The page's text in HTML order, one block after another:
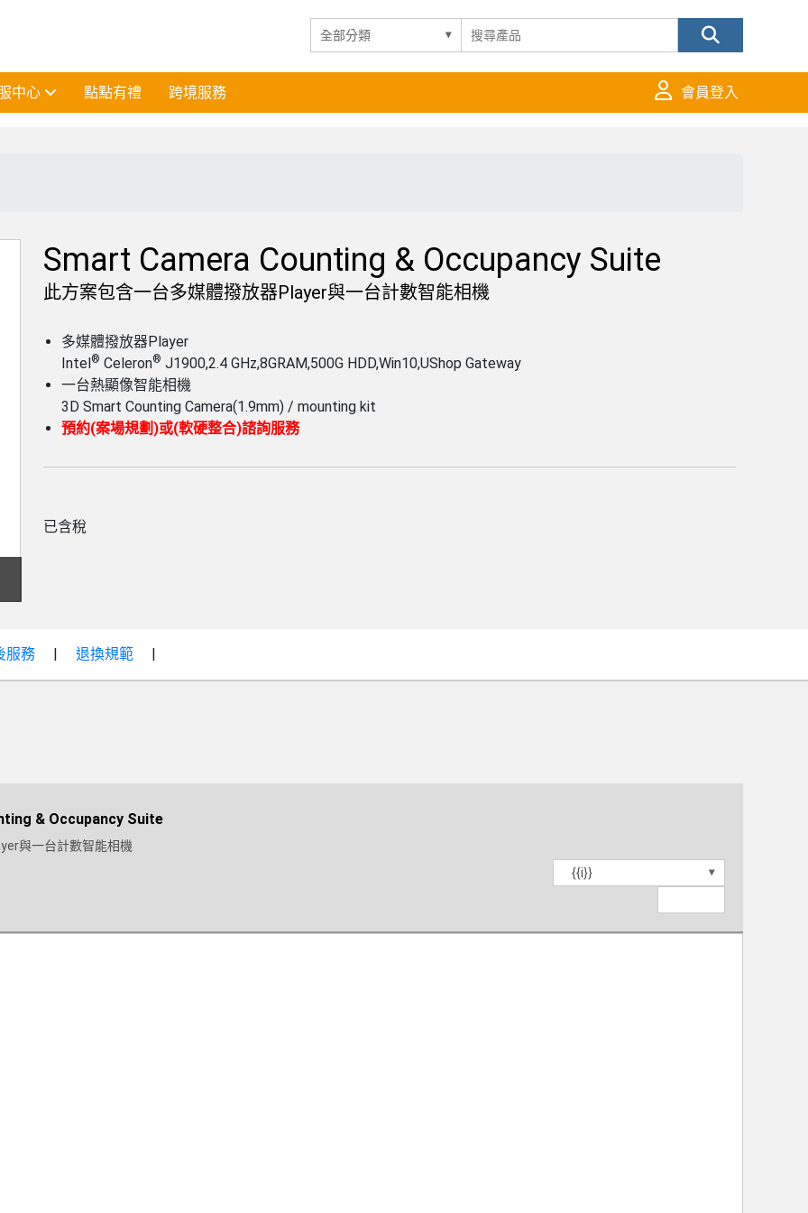
中心 點點有禮 跨境服務 會員登入
Smart Camera Counting & Occupancy Suite
此方案包含一台多媒體撥放器Player與一台計數智能相機
多媒體撥放器Player
Intel® Celeron® J1900,2.4 GHz,8GRAM,500G HDD,Win10,UShop Gateway
一台熱顯像智能相機
3D Smart Counting Camera(1.9mm) / mounting kit
預約(案場規劃)或(軟硬整合)諮詢服務
已含稅
服務 退換規範
& Occupancy Suite
與一台計數智能相機